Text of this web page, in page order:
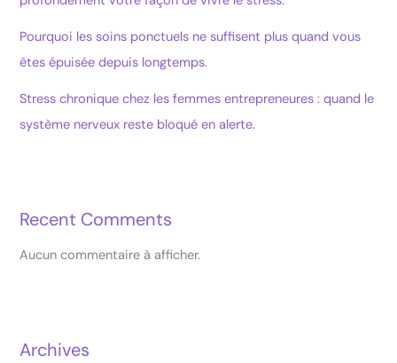
Pourquoi les soins ponctuels ne suffisent plus quand vous
êtes épuisée depuis longtemps.
Stress chronique chez les femmes entrepreneures : quand le
système nerveux reste bloqué en alerte.
Recent Comments
Aucun commentaire à afficher.
Archives